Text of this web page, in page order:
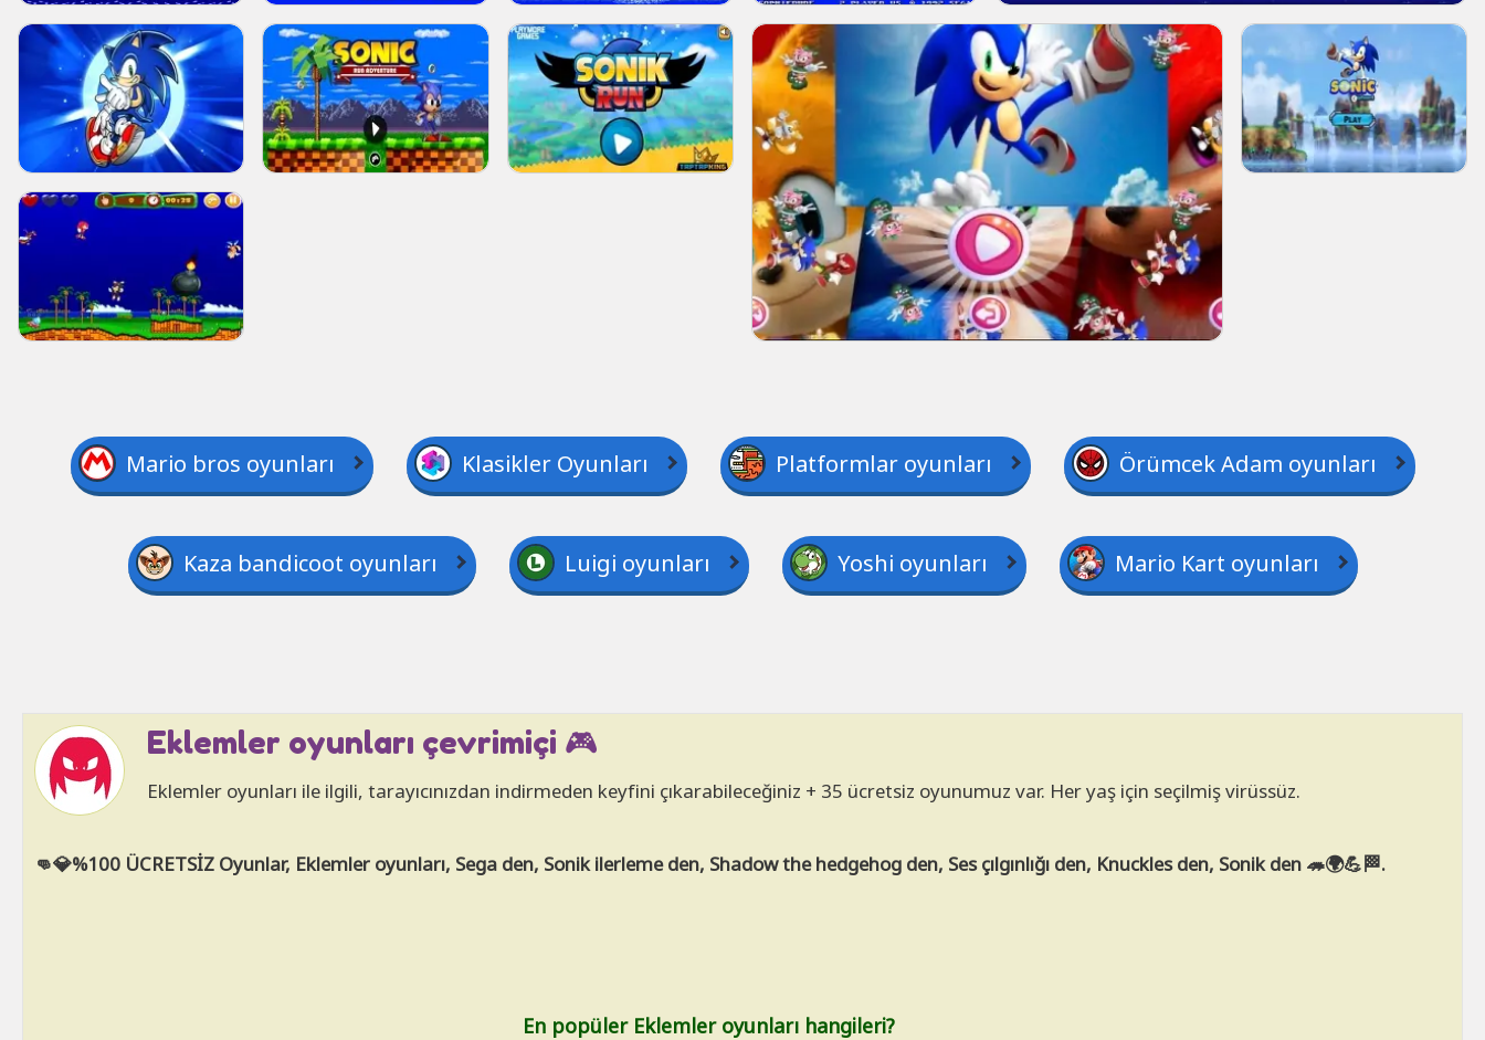
Mario bros oyunları Klasikler Oyunları Platformlar oyunları Örümcek Adam oyunları
Kaza bandicoot oyunları Luigi oyunları Yoshi oyunları Mario Kart oyunları
Eklemler oyunları çevrimiçi 🎮
Eklemler oyunları ile ilgili, tarayıcınızdan indirmeden keyfini çıkarabileceğiniz + 35 ücretsiz oyunumuz var. Her yaş için seçilmiş virüssüz.
👊💎%100 ÜCRETSİZ Oyunlar, Eklemler oyunları, Sega den, Sonik ilerleme den, Shadow the hedgehog den, Ses çılgınlığı den, Knuckles den, Sonik den 🦔🌍💪🏁.
En popüler Eklemler oyunları hangileri?